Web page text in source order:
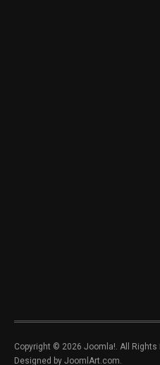
Copyright © 2026 Joomla!. All Rights
Designed by JoomlArt.com.